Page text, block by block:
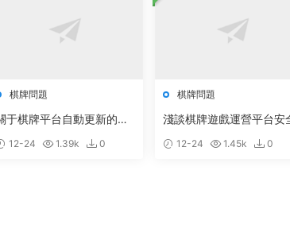
棋牌問題
于棋牌平台自動更新的說
12-24 1.39k 0
棋牌問題
淺談棋牌遊戲運營平台安
12-24 1.45k 0